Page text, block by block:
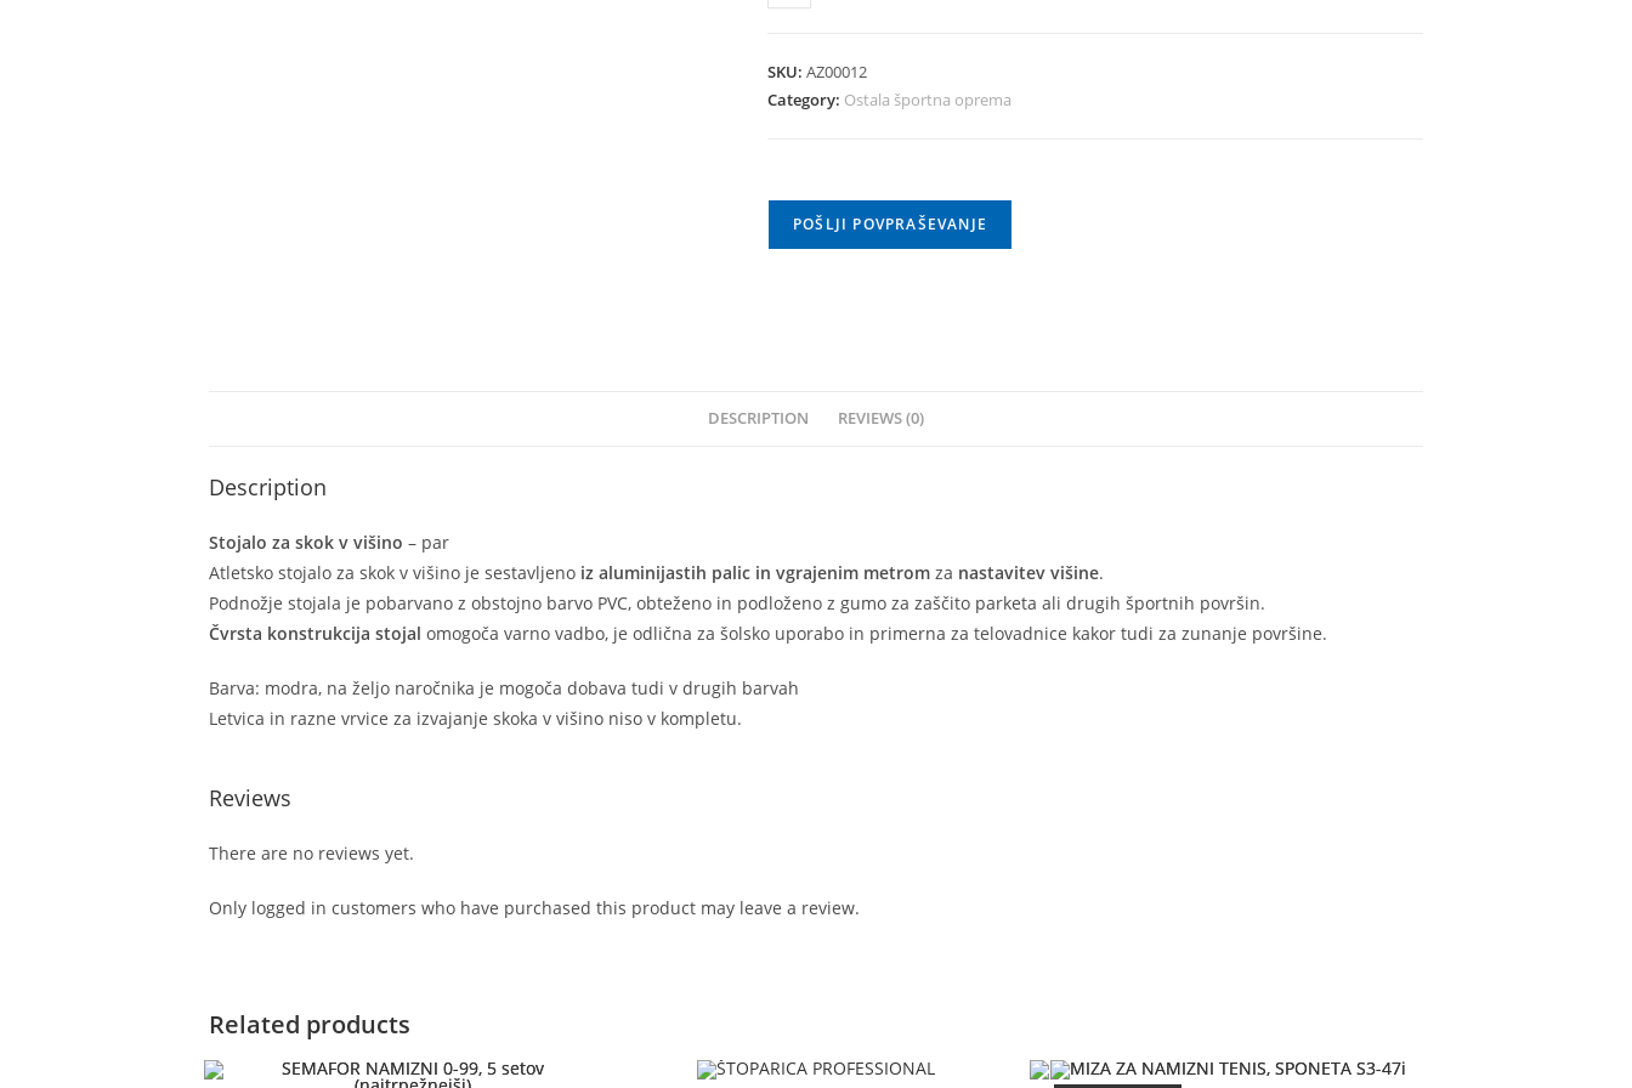
ZA
V
VIŠINO
SKU: AZ00012
Category: Ostala športna oprema
POŠLJI POVPRAŠEVANJE
DESCRIPTION REVIEWS (0)
Description
Stojalo za skok v višino – par
Atletsko stojalo za skok v višino je sestavljeno iz aluminijastih palic in vgrajenim metrom za nastavitev višine.
Podnožje stojala je pobarvano z obstojno barvo PVC, obteženo in podloženo z gumo za zaščito parketa ali drugih športnih površin.
Čvrsta konstrukcija stojal omogoča varno vadbo, je odlična za šolsko uporabo in primerna za telovadnice kakor tudi za zunanje površine.
Barva: modra, na željo naročnika je mogoča dobava tudi v drugih barvah
Letvica in razne vrvice za izvajanje skoka v višino niso v kompletu.
Reviews
There are no reviews yet.
Only logged in customers who have purchased this product may leave a review.
Related products